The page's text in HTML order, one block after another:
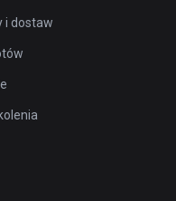
i dostaw